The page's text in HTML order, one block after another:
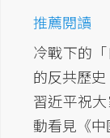
推薦閱讀
冷戰下的
的反共歷史
習近平祝
動看見《中